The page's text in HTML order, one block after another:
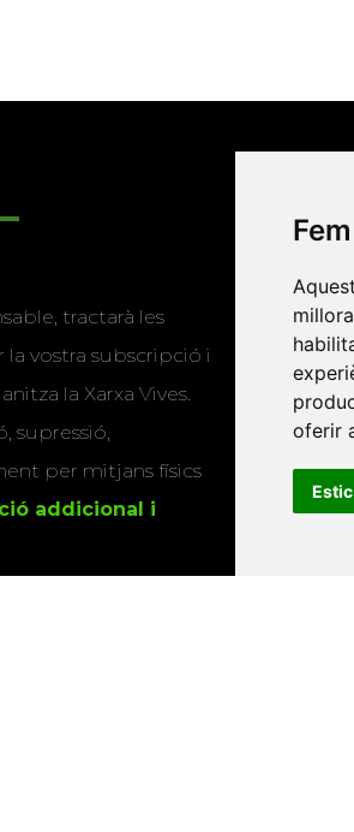
oferir
Estic
tractarà les
vostra subscripció i
la Xarxa Vives.
supressió,
per mitjans físics
addicional i
Twitter